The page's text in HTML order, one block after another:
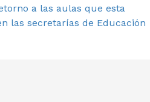
a las aulas que esta
las secretarías de Educación